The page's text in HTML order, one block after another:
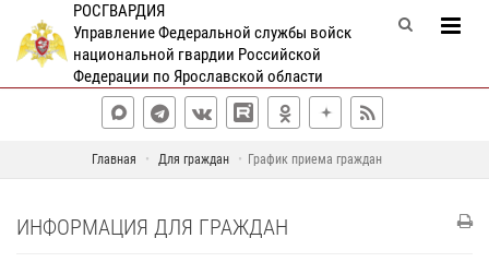
РОСГВАРДИЯ
Управление Федеральной службы войск
национальной гвардии Российской
Федерации по Ярославской области
Главная Для граждан График приема граждан
ИНФОРМАЦИЯ ДЛЯ ГРАЖДАН